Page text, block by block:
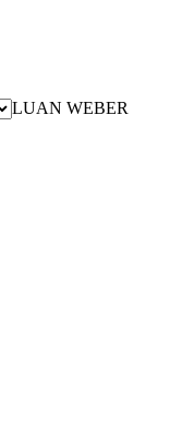
LUAN WEBER